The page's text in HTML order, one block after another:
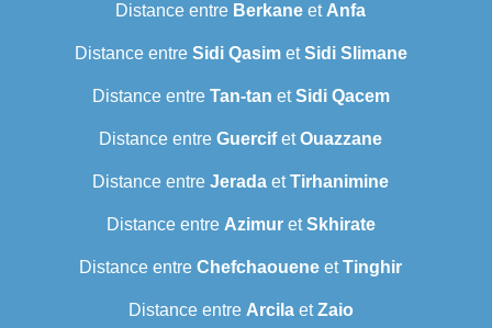
Distance entre Berkane et Anfa
Distance entre Sidi QasimetSidi Slimane
Distance entre Tan-tan etSidi Qacem
Distance entre GuercifetOuazzane
Distance entre Jerada etTirhanimine
Distance entre AzimuretSkhirate
Distance entre Chefchaouene etTinghir
Distance entre ArcilaetZaio